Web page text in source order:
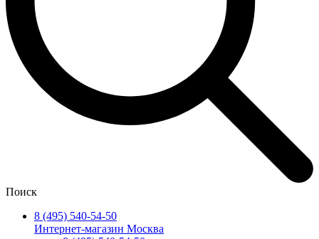
Поиск
8 (495) 540-54-50
Интернет-магазин Москва